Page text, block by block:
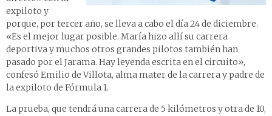
expiloto y
porque, por tercer año, se lleva a cabo el día 24 de diciembre.
«Es el mejor lugar posible. María hizo allí su carrera
deportiva y muchos otros grandes pilotos también han
pasado por el Jarama. Hay leyenda escrita en el circuito»,
confesó Emilio de Villota, alma mater de la carrera y padre de
la expiloto de Fórmula 1.
La prueba, que tendrá una carrera de 5 kilómetros y otra de 10,